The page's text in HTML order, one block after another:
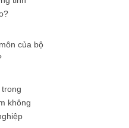
của bộ
không